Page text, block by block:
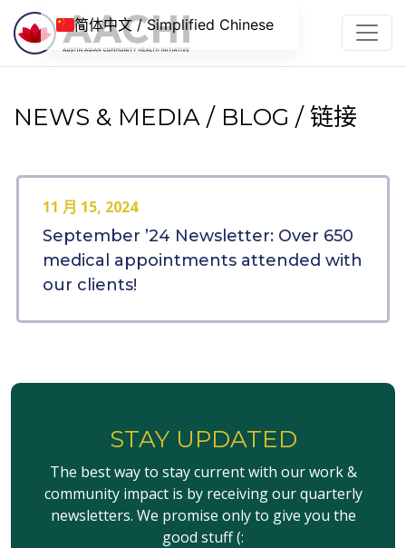
跳到内容
NEWS & MEDIA / BLOG / 链接
11 月 15, 2024
September ’24 Newsletter: Over 650
medical appointments attended with
our clients!
STAY UPDATED
The best way to stay current with our work &
community impact is by receiving our quarterly
newsletters. We promise only to give you the
good stuff (:
简体中文 / Simplified Chinese